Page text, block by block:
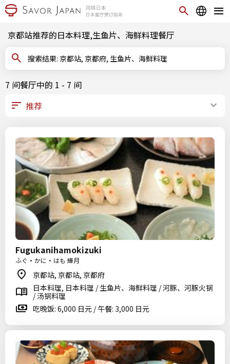
京都站推荐的日本料理,生鱼片、海鲜料理餐厅
搜索结果: 京都站, 京都府, 生鱼片、海鲜料理
7 间餐厅中的 1 - 7 间
Fugukanihamokizuki
ふぐ・かに・はも 輝月
京都站, 京都站, 京都府
日本料理, 日本料理 / 生鱼片、海鲜料理 / 河豚、河豚火锅
/ 汤锅料理
吃晚饭: 6,000 日元 / 午餐: 3,000 日元